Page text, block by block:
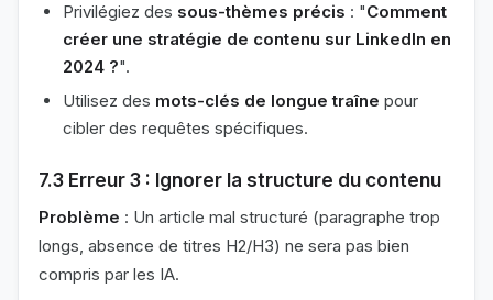
Privilégiez des sous-thèmes précis : "Comment
créer une stratégie de contenu sur LinkedIn en
2024 ?".
Utilisez des mots-clés de longue traîne pour
cibler des requêtes spécifiques.
7.3 Erreur 3 : Ignorer la structure du contenu
Problème : Un article mal structuré (paragraphe trop
longs, absence de titres H2/H3) ne sera pas bien
compris par les IA.